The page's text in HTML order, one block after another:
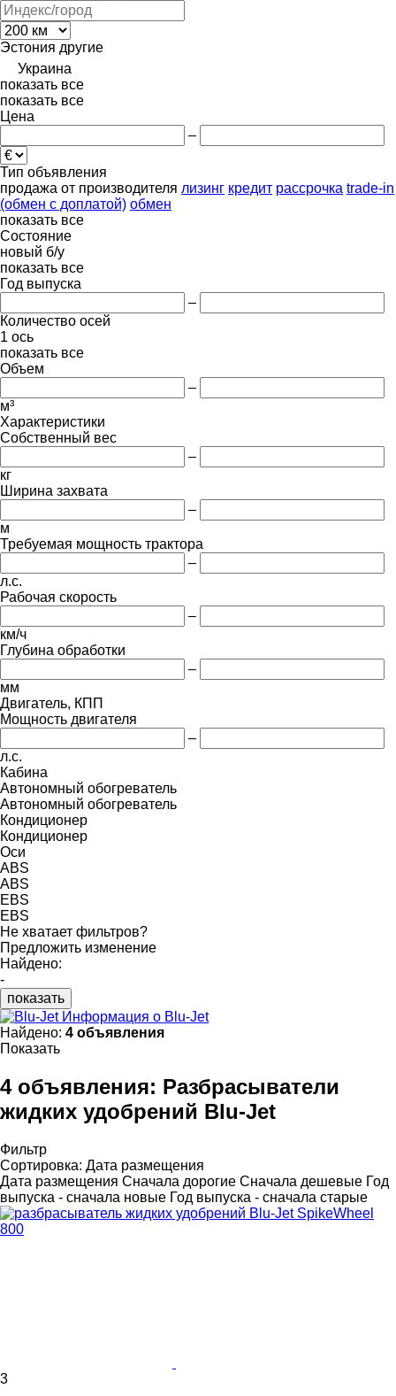
Эстония другие
Украина
показать все
показать все
Цена
–
Тип объявления
продажа от производителя лизинг кредит рассрочка trade-in
(обмен с доплатой) обмен
показать все
Состояние
новый б/у
показать все
Год выпуска
–
Количество осей
1 ось
показать все
Объем
–
м³
Характеристики
Собственный вес
–
кг
Ширина захвата
–
м
Требуемая мощность трактора
–
л.с.
Рабочая скорость
–
км/ч
Глубина обработки
–
мм
Двигатель, КПП
Мощность двигателя
–
л.с.
Кабина
Автономный обогреватель
Автономный обогреватель
Кондиционер
Кондиционер
Оси
ABS
ABS
EBS
EBS
Не хватает фильтров?
Предложить изменение
Найдено:
-
показать
Информация о Blu-Jet
Найдено: 4 объявления
Показать
4 объявления: Разбрасыватели
жидких удобрений Blu-Jet
Фильтр
Сортировка: Дата размещения
Дата размещения Сначала дорогие Сначала дешевые Год
выпуска - сначала новые Год выпуска - сначала старые
3